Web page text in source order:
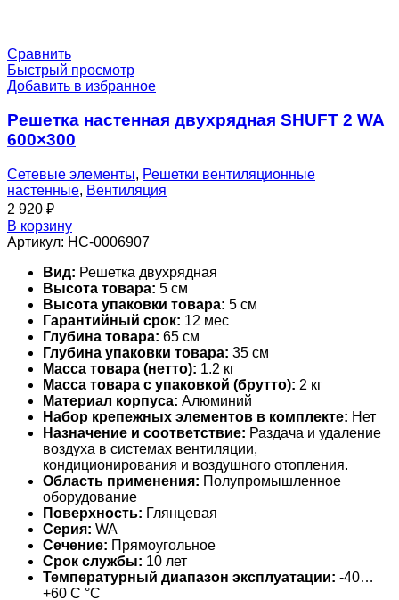
Сравнить
Быстрый просмотр
Добавить в избранное
Решетка настенная двухрядная SHUFT 2 WA
600×300
Сетевые элементы, Решетки вентиляционные
настенные, Вентиляция
2 920 ₽
В корзину
Артикул: НС-0006907
Вид: Решетка двухрядная
Высота товара: 5 см
Высота упаковки товара: 5 см
Гарантийный срок: 12 мес
Глубина товара: 65 см
Глубина упаковки товара: 35 см
Масса товара (нетто): 1.2 кг
Масса товара с упаковкой (брутто): 2 кг
Материал корпуса: Алюминий
Набор крепежных элементов в комплекте: Нет
Назначение и соответствие: Раздача и удаление
воздуха в системах вентиляции,
кондиционирования и воздушного отопления.
Область применения: Полупромышленное
оборудование
Поверхность: Глянцевая
Серия: WA
Сечение: Прямоугольное
Срок службы: 10 лет
Температурный диапазон эксплуатации: -40…
+60 С °С